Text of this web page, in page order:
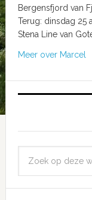
Bergensfjord van
Terug: dinsdag 25
Stena Line van
Meer over Marcel